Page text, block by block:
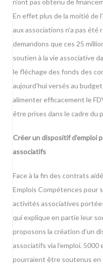
n’ont pas obtenu de
En effet plus de la moitié de
aux associations n’a pas
demandons que ces 25
soutien à la vie associative
le fléchage des fonds des
aujourd’hui versés au
alimenter efficacement le
être prises dans le cadre du
Créer un dispositif d’emploi
associatifs
Face à la fin des contrats
Emplois Compétences pour
activités associatives
qui explique en partie leur
proposons la création d’un
associatifs via l’emploi.
pourraient être soutenus en